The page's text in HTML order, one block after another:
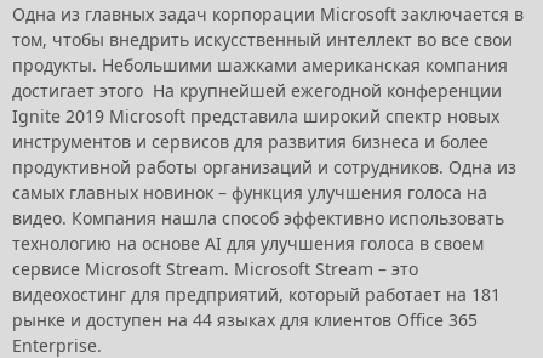
Одна из главных задач корпорации Microsoft заключается в
том, чтобы внедрить искусственный интеллект во все свои
продукты. Небольшими шажками американская компания
достигает этого На крупнейшей ежегодной конференции
Ignite 2019 Microsoft представила широкий спектр новых
инструментов и сервисов для развития бизнеса и более
продуктивной работы организаций и сотрудников. Одна из
самых главных новинок – функция улучшения голоса на
видео. Компания нашла способ эффективно использовать
технологию на основе AI для улучшения голоса в своем
сервисе Microsoft Stream. Microsoft Stream – это
видеохостинг для предприятий, который работает на 181
рынке и доступен на 44 языках для клиентов Office 365
Enterprise.